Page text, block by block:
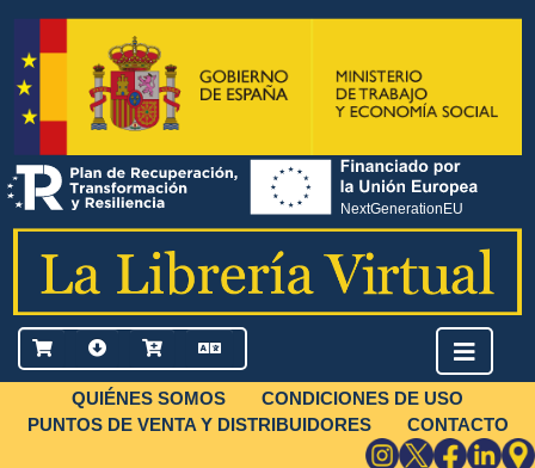
QUIÉNES SOMOS
CONDICIONES DE USO
PUNTOS DE VENTA Y DISTRIBUIDORES
CONTACTO